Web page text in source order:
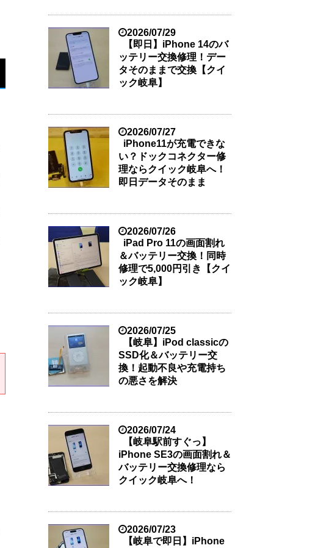
2026/07/29
【即日】iPhone 14のバ
ッテリー交換修理！デー
タそのままで交換【クイ
ック岐阜】
2026/07/27
iPhone11が充電できな
い？ドックコネクター修
理ならクイック岐阜へ！
即日データそのまま
2026/07/26
iPad Pro 11の画面割れ
＆バッテリー交換！同時
修理で5,000円引き【クイ
ック岐阜】
2026/07/25
【岐阜】iPod classicの
SSD化＆バッテリー交
換！起動不良や充電持ち
の悪さを解決
2026/07/24
【岐阜駅前すぐっ】
iPhone SE3の画面割れ＆
バッテリー交換修理なら
クイック岐阜へ！
2026/07/23
【岐阜で即日】iPhone